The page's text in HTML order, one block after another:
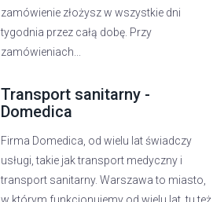
zamówienie złożysz w wszystkie dni
tygodnia przez całą dobę. Przy
zamówieniach...
Transport sanitarny -
Domedica
Firma Domedica, od wielu lat świadczy
usługi, takie jak transport medyczny i
transport sanitarny. Warszawa to miasto,